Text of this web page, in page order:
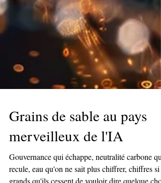
Grains de sable au pays
merveilleux de l'IA
Gouvernance qui échappe, neutralité carbone qui